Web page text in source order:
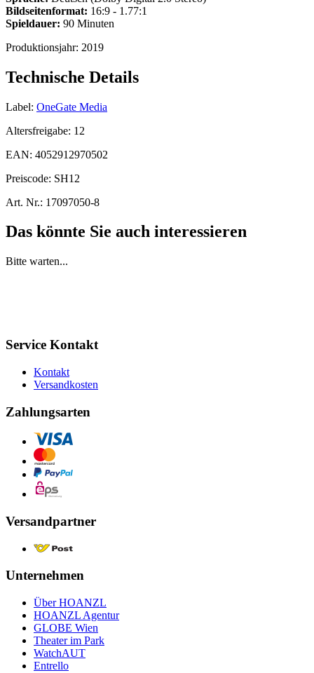
Bildseitenformat: 16:9 - 1.77:1
Spieldauer: 90 Minuten
Produktionsjahr: 2019
Technische Details
Label: OneGate Media
Altersfreigabe: 12
EAN: 4052912970502
Preiscode: SH12
Art. Nr.: 17097050-8
Das könnte Sie auch interessieren
Bitte warten...
Service Kontakt
Kontakt
Versandkosten
Zahlungsarten
Versandpartner
Unternehmen
Über HOANZL
HOANZL Agentur
GLOBE Wien
Theater im Park
WatchAUT
Entrello